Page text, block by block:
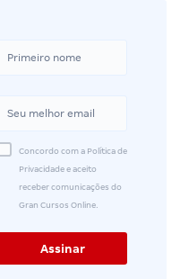
Concordo com a Política de
Privacidade e aceito
receber comunicações do
Gran Cursos Online.